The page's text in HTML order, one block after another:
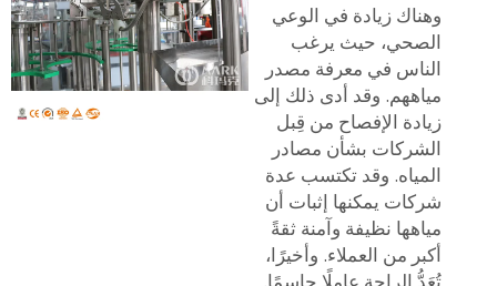
وهناك زيادة في الوعي
الصحي، حيث يرغب
الناس في معرفة مصدر
مياههم. وقد أدى ذلك إلى
زيادة الإفصاح من قِبل
الشركات بشأن مصادر
المياه. وقد تكتسب عدة
شركات يمكنها إثبات أن
مياهها نظيفة وآمنة ثقةً
أكبر من العملاء. وأخيرًا،